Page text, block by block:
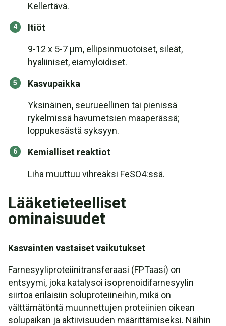
Kellertävä.
Itiöt
9-12 x 5-7 µm, ellipsinmuotoiset, sileät,
hyaliiniset, eiamyloidiset.
Kasvupaikka
Yksinäinen, seurueellinen tai pienissä
rykelmissä havumetsien maaperässä;
loppukesästä syksyyn.
Kemialliset reaktiot
Liha muuttuu vihreäksi FeSO4:ssä.
Lääketieteelliset
ominaisuudet
Kasvainten vastaiset vaikutukset
Farnesyyliproteiinitransferaasi (FPTaasi) on
entsyymi, joka katalysoi isoprenoidifarnesyylin
siirtoa erilaisiin soluproteiineihin, mikä on
välttämätöntä muunnettujen proteiinien oikean
solupaikan ja aktiivisuuden määrittämiseksi. Näihin